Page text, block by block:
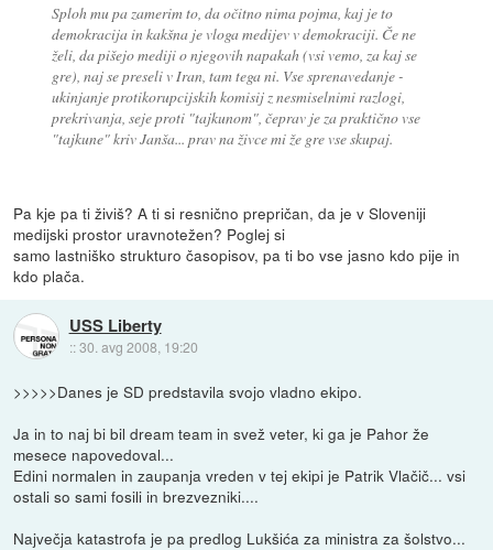
Sploh mu pa zamerim to, da očitno nima pojma, kaj je to
demokracija in kakšna je vloga medijev v demokraciji. Če ne
želi, da pišejo mediji o njegovih napakah (vsi vemo, za kaj se
gre), naj se preseli v Iran, tam tega ni. Vse sprenavedanje -
ukinjanje protikorupcijskih komisij z nesmiselnimi razlogi,
prekrivanja, seje proti "tajkunom", čeprav je za praktično vse
"tajkune" kriv Janša... prav na živce mi že gre vse skupaj.
Pa kje pa ti živiš? A ti si resnično prepričan, da je v Sloveniji
medijski prostor uravnotežen? Poglej si
samo lastniško strukturo časopisov, pa ti bo vse jasno kdo pije in
kdo plača.
USS Liberty
::30. avg 2008, 19:20
>>>>>Danes je SD predstavila svojo vladno ekipo.
Ja in to naj bi bil dream team in svež veter, ki ga je Pahor že
mesece napovedoval...
Edini normalen in zaupanja vreden v tej ekipi je Patrik Vlačič... vsi
ostali so sami fosili in brezvezniki....
Največja katastrofa je pa predlog Lukšića za ministra za šolstvo...